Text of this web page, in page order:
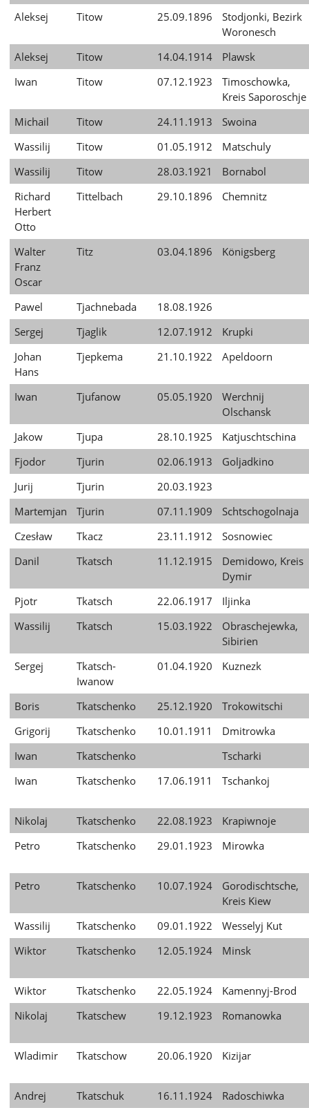
Aleksej Titow 25.09.1896
Stodjonki, Bezirk
Woronesch
Aleksej
Titow 14.04.1914
Plawsk
Iwan
Titow 07.12.1923
Timoschowka,
Kreis Saporoschje
Michail
Titow 24.11.1913
Swoina
Wassilij
Titow 01.05.1912
Matschuly
Wassilij
Titow 28.03.1921
Bornabol
Richard
Herbert
Otto
Tittelbach 29.10.1896 Chemnitz
Walter
Franz
Oscar
Titz 03.04.1896 Königsberg
Pawel Tjachnebada
18.08.1926
Sergej
Tjaglik 12.07.1912
Krupki
Johan
Hans
Tjepkema 21.10.1922 Apeldoorn
Iwan Tjufanow 05.05.1920
Werchnij
Olschansk
Jakow
Tjupa 28.10.1925
Katjuschtschina
Fjodor
Tjurin 02.06.1913
Goljadkino
Jurij
Tjurin
20.03.1923
Martemjan
Tjurin 07.11.1909
Schtschogolnaja
Czesław
Tkacz 23.11.1912
Sosnowiec
Danil
Tkatsch 11.12.1915
Demidowo, Kreis
Dymir
Pjotr
Tkatsch 22.06.1917
Iljinka
Wassilij
Tkatsch 15.03.1922
Obraschejewka,
Sibirien
Sergej
Tkatsch-
Iwanow
01.04.1920 Kuznezk
Boris Tkatschenko 25.12.1920
Trokowitschi
Grigorij
Tkatschenko 10.01.1911
Dmitrowka
Iwan
Tkatschenko
Tscharki
Iwan
Tkatschenko 17.06.1911 Tschankoj
Nikolaj Tkatschenko 22.08.1923
Krapiwnoje
Petro
Tkatschenko 29.01.1923 Mirowka
Petro Tkatschenko 10.07.1924
Gorodischtsche,
Kreis Kiew
Wassilij
Tkatschenko 09.01.1922
Wesselyj Kut
Wiktor
Tkatschenko 12.05.1924 Minsk
Wiktor Tkatschenko 22.05.1924
Kamennyj-Brod
Nikolaj
Tkatschew 19.12.1923 Romanowka
Wladimir Tkatschow 20.06.1920 Kizijar
Andrej Tkatschuk 16.11.1924
Radoschiwka